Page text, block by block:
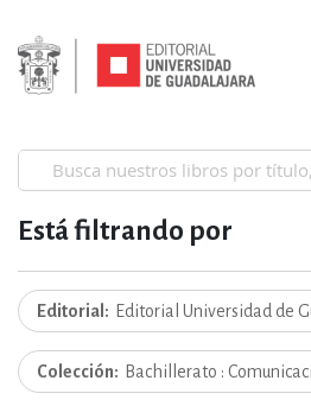
Está filtrando por
Editorial Editorial Universidad de
Colección Bachillerato :